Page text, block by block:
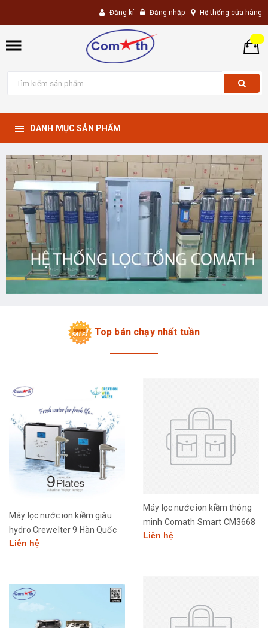
Đăng kí Đăng nhập Hệ thống cửa hàng
DANH MỤC SẢN PHẨM
Top bán chạy nhất tuần
Máy lọc nước ion kiềm giàu
hydro Crewelter 9 Hàn Quốc
Liên hệ
Máy lọc nước ion kiềm thông
minh Comath Smart CM3668
Liên hệ